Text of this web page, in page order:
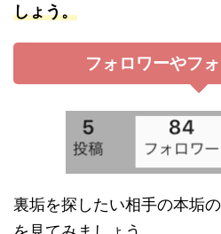
しょう。
フォロワーやフ
裏垢を探したい相手の本垢